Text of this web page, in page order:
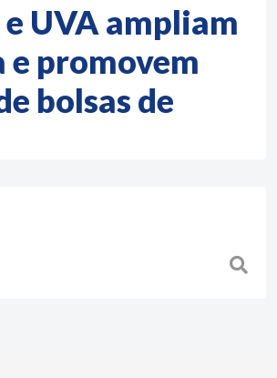
e UVA ampliam
e promovem
bolsas de